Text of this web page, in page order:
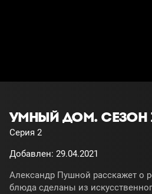
УМНЫЙ ДОМ. СЕЗОН
Серия 2
Добавлен: 29.04.2021
Александр Пушной расскажет о
блюда сделаны из